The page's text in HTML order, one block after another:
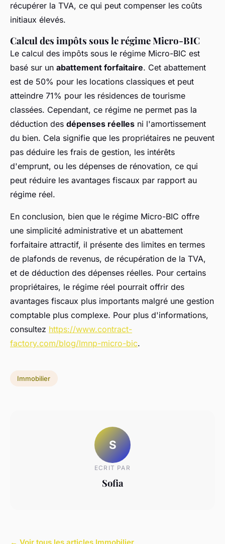
récupérer la TVA, ce qui peut compenser les coûts
initiaux élevés.
Calcul des impôts sous le régime Micro-BIC
Le calcul des impôts sous le régime Micro-BIC est
basé sur un abattement forfaitaire. Cet abattement
est de 50% pour les locations classiques et peut
atteindre 71% pour les résidences de tourisme
classées. Cependant, ce régime ne permet pas la
déduction des dépenses réelles ni l'amortissement
du bien. Cela signifie que les propriétaires ne peuvent
pas déduire les frais de gestion, les intérêts
d'emprunt, ou les dépenses de rénovation, ce qui
peut réduire les avantages fiscaux par rapport au
régime réel.
En conclusion, bien que le régime Micro-BIC offre
une simplicité administrative et un abattement
forfaitaire attractif, il présente des limites en termes
de plafonds de revenus, de récupération de la TVA,
et de déduction des dépenses réelles. Pour certains
propriétaires, le régime réel pourrait offrir des
avantages fiscaux plus importants malgré une gestion
comptable plus complexe. Pour plus d'informations,
consultez https://www.contract-
factory.com/blog/lmnp-micro-bic.
Immobilier
S
ECRIT PAR
Sofia